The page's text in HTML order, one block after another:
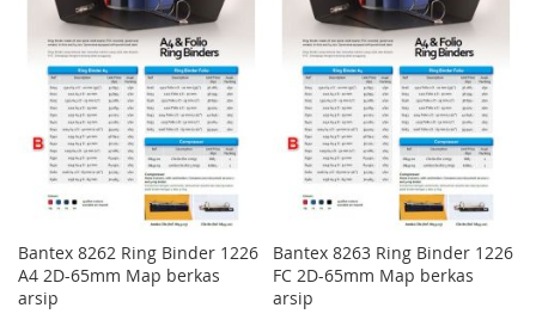
LIST
LIST
Bantex 8262 Ring Binder 1226
A4 2D-65mm Map berkas
arsip
Bantex 8263 Ring Binder 1226
FC 2D-65mm Map berkas
arsip